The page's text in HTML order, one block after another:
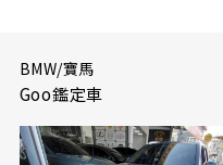
BMW/寶馬
Goo鑑定車